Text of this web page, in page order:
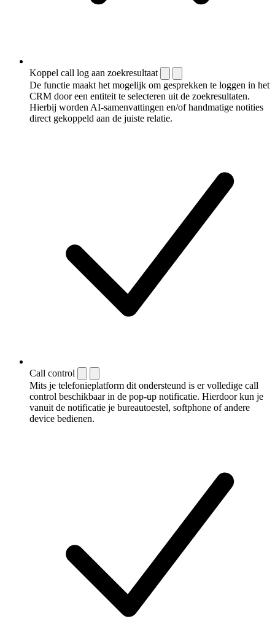
Koppel call log aan zoekresultaat
De functie maakt het mogelijk om gesprekken te loggen in het
CRM door een entiteit te selecteren uit de zoekresultaten.
Hierbij worden AI-samenvattingen en/of handmatige notities
direct gekoppeld aan de juiste relatie.
Call control
Mits je telefonieplatform dit ondersteund is er volledige call
control beschikbaar in de pop-up notificatie. Hierdoor kun je
vanuit de notificatie je bureautoestel, softphone of andere
device bedienen.